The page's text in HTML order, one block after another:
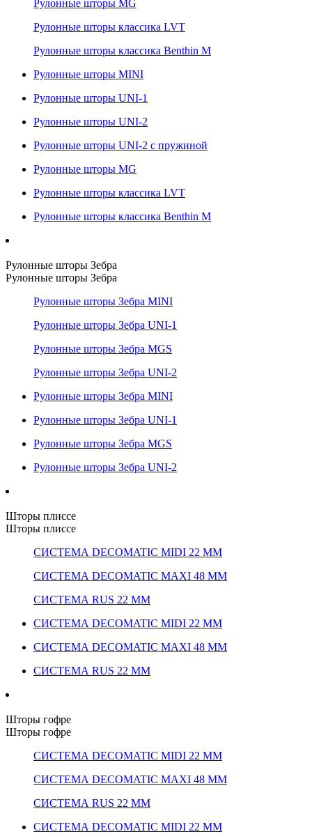
Рулонные шторы MG
Рулонные шторы классика LVT
Рулонные шторы классика Benthin M
Рулонные шторы MINI
Рулонные шторы UNI-1
Рулонные шторы UNI-2
Рулонные шторы UNI-2 с пружиной
Рулонные шторы MG
Рулонные шторы классика LVT
Рулонные шторы классика Benthin M
Рулонные шторы Зебра
Рулонные шторы Зебра
Рулонные шторы Зебра MINI
Рулонные шторы Зебра UNI-1
Рулонные шторы Зебра MGS
Рулонные шторы Зебра UNI-2
Рулонные шторы Зебра MINI
Рулонные шторы Зебра UNI-1
Рулонные шторы Зебра MGS
Рулонные шторы Зебра UNI-2
Шторы плиссе
Шторы плиссе
СИСТЕМА DECOMATIC MIDI 22 ММ
СИСТЕМА DECOMATIC MAXI 48 ММ
СИСТЕМА RUS 22 ММ
СИСТЕМА DECOMATIC MIDI 22 ММ
СИСТЕМА DECOMATIC MAXI 48 ММ
СИСТЕМА RUS 22 ММ
Шторы гофре
Шторы гофре
СИСТЕМА DECOMATIC MIDI 22 ММ
СИСТЕМА DECOMATIC MAXI 48 ММ
СИСТЕМА RUS 22 ММ
СИСТЕМА DECOMATIC MIDI 22 ММ